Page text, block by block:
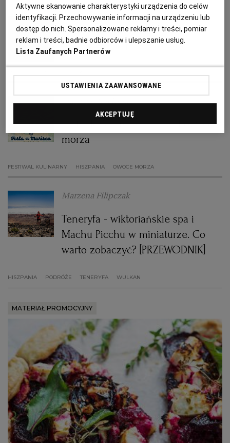
OLSZTYN
OPOLE
PŁOCK
POZNAŃ
SOSNOWIEC
TRÓJMIASTO
WAŁBRZYCH
WARSZAWA
WROCŁAW
DZIECKO
ZDROWIE
POGODA
PODRÓŻE
Honorata Piwowarska
Podobno najlepsze kasztany...
Festa do Marisco - festiwal owoców
morza
FESTIWAL KULINARNY HISZPANIA OWOCE MORZA
Marzena Filipczak
Teneryfa - wiktoriańskie spa i
Machu Picchu w miniaturze. Co
warto zobaczyć? [PRZEWODNIK]
HISZPANIA PODRÓŻE TENERYFA WULKAN
MATERIAŁ PROMOCYJNY
Aktywne skanowanie charakterystyki urządzenia do celów
identyfikacji. Przechowywanie informacji na urządzeniu lub
dostęp do nich. Spersonalizowane reklamy i treści, pomiar
reklam i treści, badnie odbiorców i ulepszanie usług.
Lista Zaufanych Partnerów
USTAWIENIA ZAAWANSOWANE
AKCEPTUJĘ